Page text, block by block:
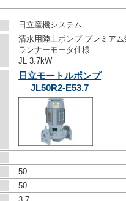
日立産機システム
清水用陸上ポンプ プレミア
ランナーモータ仕様
JL 3.7kW
日立モートルポンプ
JL50R2-E53.7
-
50
50